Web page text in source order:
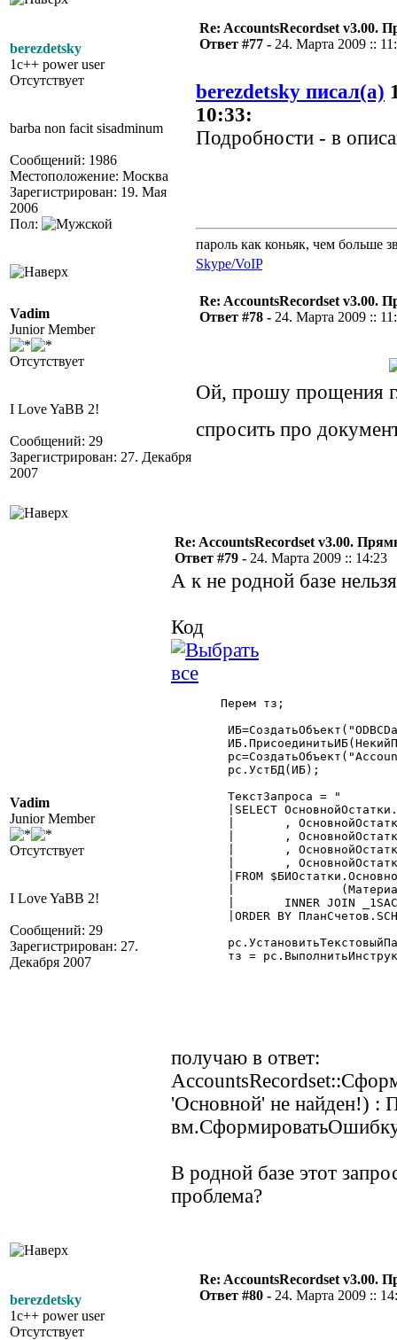
berezdetsky
1c++ power user
Отсутствует
barba non facit sisadminum
Сообщений: 1986
Местоположение: Москва
Зарегистрирован: 19. Мая
2006
Пол:
Re: AccountsRecordset v3.00.
Ответ #77 - 24. Марта 2009 ::
berezdetsky писал(а)
10:33:
Подробности - в
пароль как коньяк, чем больше
Skype/VoIP
Vadim
Junior Member
Отсутствует
I Love YaBB 2!
Сообщений: 29
Зарегистрирован: 27. Декабря
2007
Re: AccountsRecordset v3.00.
Ответ #78 - 24. Марта 2009 ::
Ой, прошу прощения
спросить про
Vadim
Junior Member
Отсутствует
I Love YaBB 2!
Сообщений: 29
Зарегистрирован: 27.
Декабря 2007
Re: AccountsRecordset v3.00.
Ответ #79 - 24. Марта 2009 :: 14:23
А к не родной базе
Код
Перем тз;
получаю в ответ:
'Основной' не найден!) :
В родной базе этот
проблема?
berezdetsky
1c++ power user
Отсутствует
Re: AccountsRecordset v3.00.
Ответ #80 - 24. Марта 2009 ::